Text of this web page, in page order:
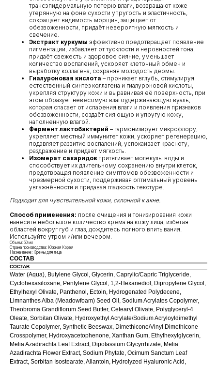
трансэпидермальную потерю влаги, возвращают коже
утерянную на фоне сухости упругость и эластичность,
сокращает видимость морщин, защищает от
обезвоженности, придаёт невероятную мягкость и
свечение.
Экстракт куркумы эффективно предотвращает появление
пигментации, избавляет от тусклости и неровностей тона,
придаёт свежесть и здоровое сияние, уменьшает
количество воспалений, ускоряет клеточный обмен и
выработку коллагена, сохраняя молодость дермы.
Гиалуроновая кислота – проникает вглубь, стимулируя
естественный синтез коллагена и гиалуроновой кислоты,
укрепляя структуру кожи и выравнивая её поверхность, при
этом образует невесомую влагоудерживающую вуаль,
которая спасает от испарения влаги и появления признаков
обезвоженности, создаёт сияющую и упругую кожу,
наполненную влагой.
Фермент лактобактерий – гармонизирует микрофлору,
укрепляет местный иммунитет кожи, ускоряет регенерацию,
подавляет развитие воспалений, успокаивает красноту,
раздражение и придает мягкость.
Изомерат сахаридов притягивает молекулы воды и
способствует их длительному сохранению внутри клеток,
предотвращая появление симптомов обезвоженности и
чрезмерной сухости, поддерживая оптимальный уровень
увлажнённости и придавая гладкость текстуре.
Подходит для чувствительной кожи, склонной к акне.
Способ применения: после очищения и тонизирования кожи
нанесите небольшое количество крема на кожу лица, избегая
областей вокруг губ и глаз, дождитесь полного впитывания.
Используйте утром и/или вечером.
Объем: 50 мл
Страна производства: Южная Корея
Назначение: Кремы для лица
СОСТАВ
СОСТАВ
Water (Aqua), Butylene Glycol, Glycerin, Caprylic/Capric Triglyceride,
Cyclohexasiloxane, Pentylene Glycol, 1,2-Hexanediol, Dipropylene Glycol,
Ethylhexyl Olivate, Panthenol, Ectoin, Hydrogenated Polydecene,
Limnanthes Alba (Meadowfoam) Seed Oil, Sodium Acrylates Copolymer,
Theobroma Grandiflorum Seed Butter, Cetearyl Olivate, Polyglyceryl-4
Oleate, Sorbitan Olivate, Hydroxyethyl Acrylate/Sodium Acryloyldimethyl
Taurate Copolymer, Synthetic Beeswax, Dimethicone/Vinyl Dimethicone
Crosspolymer, Hydroxyacetophenone, Xanthan Gum, Ethylhexylglycerin,
Melia Azadirachta Leaf Extract, Dipotassium Glycyrrhizate, Melia
Azadirachta Flower Extract, Sodium Phytate, Ocimum Sanctum Leaf
Extract, Sorbitan Isostearate, Allantoin, Hydrolyzed Hyaluronic Acid,
ОБЩИЕ КОНТАКТЫ
КЛИЕНТАМ
Контакты